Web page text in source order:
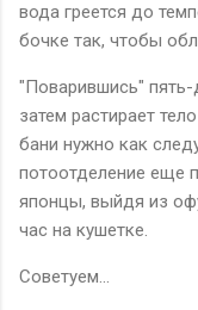
вода греется до
бочке так, чтобы
"Поварившись"
затем растирает
бани нужно как
потоотделение еще
японцы, выйдя из
час на кушетке.
Советуем...